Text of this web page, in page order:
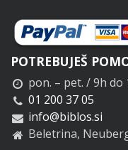
POTREBUJEŠ
pon. – pet. / 9h do
01 200 37 05
info@biblos.si
Beletrina,